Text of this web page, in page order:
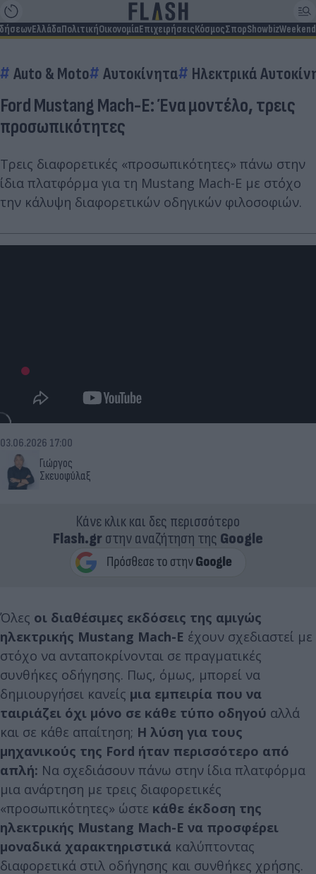
ΕλλάδαΠολιτικήΟικονομίαΕπιχειρήσειςΚόσμοςΣπορShowbizWeekend
Auto & Moto Αυτοκίνητα Ηλεκτρικά
Ford Mustang Mach-E: Ένα μοντέλο, τρεις
προσωπικότητες
Τρεις διαφορετικές «προσωπικότητες» πάνω στην
ίδια πλατφόρμα για τη Mustang Mach-E με στόχο
την κάλυψη διαφορετικών οδηγικών φιλοσοφιών.
Γιώργος
Σκευοφύλαξ
03.06.2026 17:00
Κάνε κλικ και δες περισσότερο
Flash.grστην αναζήτηση της Google
Όλες οι διαθέσιμες εκδόσεις της αμιγώς
ηλεκτρικής Mustang Mach-E έχουν σχεδιαστεί με
στόχο να ανταποκρίνονται σε πραγματικές
συνθήκες οδήγησης. Πως, όμως, μπορεί να
δημιουργήσει κανείς μια εμπειρία που να
ταιριάζει όχι μόνο σε κάθε τύπο οδηγού αλλά
και σε κάθε απαίτηση; Η λύση για τους
μηχανικούς της Ford ήταν περισσότερο από
απλή: Να σχεδιάσουν πάνω στην ίδια πλατφόρμα
μια ανάρτηση με τρεις διαφορετικές
«προσωπικότητες» ώστε κάθε έκδοση της
ηλεκτρικής Mustang Mach-E να προσφέρει
μοναδικά χαρακτηριστικά καλύπτοντας
διαφορετικά στιλ οδήγησης και συνθήκες χρήσης.